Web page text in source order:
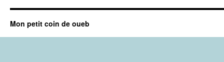
Mon petit coin de oueb